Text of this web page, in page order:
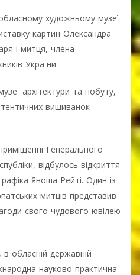
художньому музеї
картин Олександра
і митця, члена
України.
архітектури та побуту,
вишиванок
Генерального
відбулось відкриття
Яноша Рейті. Один із
митців представив
свого чудового ювілею
обласній державній
науково-практична